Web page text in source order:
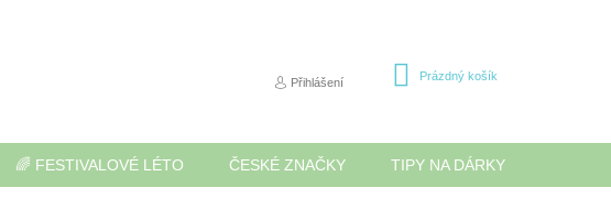
Přihlášení
NÁKUPNÍ
Prázdný košík
🌈 FESTIVALOVÉ LÉTO ČESKÉ ZNAČKY TIPY NA DÁRKY